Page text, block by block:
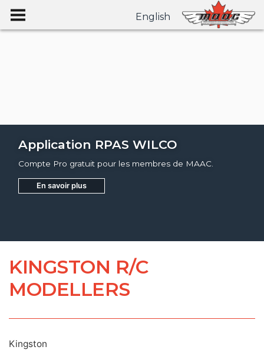
English
Application RPAS WILCO
Compte Pro gratuit pour les membres de MAAC.
En savoir plus
KINGSTON R/C
MODELLERS
Kingston